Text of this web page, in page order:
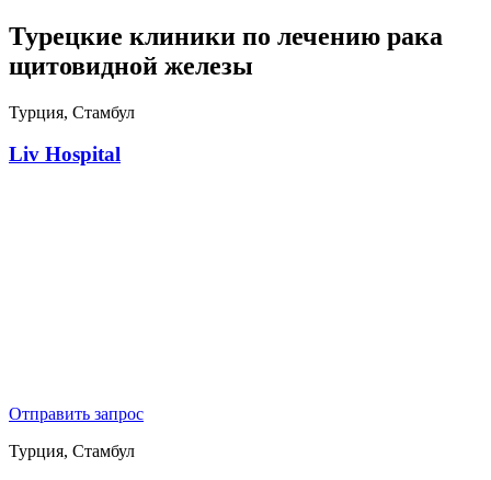
Турецкие клиники по лечению рака
щитовидной железы
Турция, Стамбул
Liv Hospital
Отправить запрос
Турция, Стамбул